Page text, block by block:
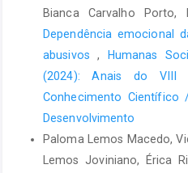
Bianca Carvalho Porto,
Dependência emocional
abusivos,
Humanas
(2024): Anais do VIII
Conhecimento Científico
Desenvolvimento
Paloma Lemos Macedo,
Lemos Joviniano, Érica